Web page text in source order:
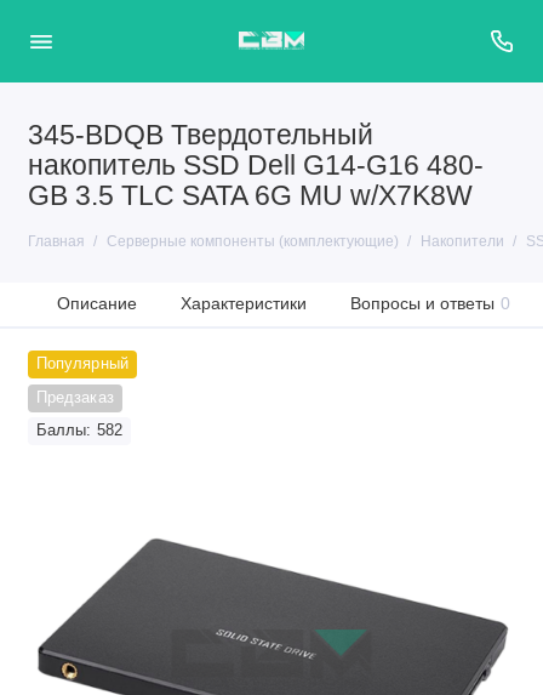
345-BDQB Твердотельный
накопитель SSD Dell G14-G16 480-
GB 3.5 TLC SATA 6G MU w/X7K8W
Главная Серверные компоненты (комплектующие) Накопители
Описание Характеристики Вопросы и ответы 0
Популярный
Предзаказ
Баллы: 582